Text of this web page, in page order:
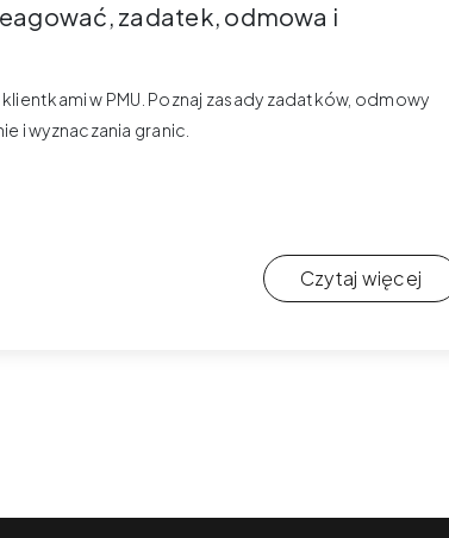
zadatek, odmowa i
w PMU. Poznaj zasady zadatków, odmowy
i wyznaczania granic.
Czytaj więcej